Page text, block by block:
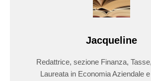
Jacqueline
Redattrice, sezione Finanza,
Laureata in Economia Aziendale